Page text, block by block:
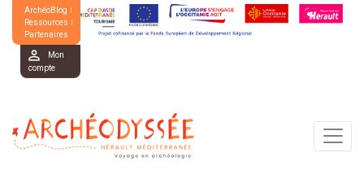
ArchéoBlog
Ressources
Partenaires
Mon
compte